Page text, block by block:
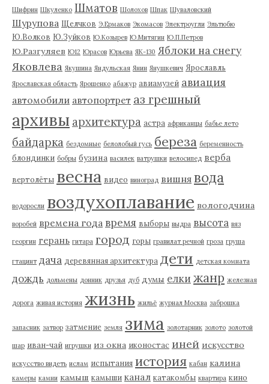
Шифрин Шкуленко Шматов Шолохов Шпак Шуваловский
Шурупова Щелчков Э.Ермаков Экомасов Электроугли Эльтюбю
Ю.Волков Ю.Зуйков Ю.Козырев Ю.Митягин Ю.П.Петров
Ю.Разгуляев Ю12 Юрасов Юрьева ЯК-130 Яблоки на снегу
Яковлева Якушина Яндульская Янин Янушкевич Ярославль
Ярославская область Ярошенко абажур авиамузей авиация
автомобили автопортрет аз грешный
архивы архитектура астра африканцы бабье лето
байдарка бездомные белолобый гусь береза беременность
блондинки бобры бузина василек ватрушки велосипед верба
вертолёты весна видео виноград вишня вода
водоросли воздухоплавание вологодчина
воробей времена года время выборы выдра высота вяз
георгин герань гитара город горы гравилат речной гроза груша
гтацинт дача деревянная архитектура дети детская комната
дождь дольмены донник друзья дуб думы елки жанр железная
дорога живая история жизнь жильё журнал Москва заброшка
запасник затвор затмение земля зима золотарник золото золотой
шар иван-чай игрушки из окна иконостас иней искусство
искусство видеть ислам испытания история кабан калина
камеры камни камыш камыши канал катакомбы квартира кино